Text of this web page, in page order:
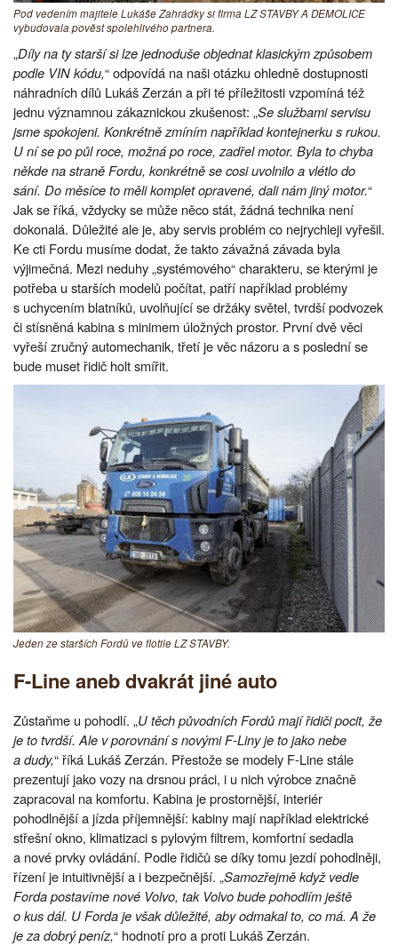
Pod vedením majitele Lukáše Zahrádky si firma LZ STAVBY A DEMOLICE
vybudovala pověst spolehlivého partnera.
„Díly na ty starší si lze jednoduše objednat klasickým způsobem
podle VIN kódu,“ odpovídá na naši otázku ohledně dostupnosti
náhradních dílů Lukáš Zerzán a při té příležitosti vzpomíná též
jednu významnou zákaznickou zkušenost: „Se službami servisu
jsme spokojeni. Konkrétně zmíním například kontejnerku s rukou.
U ní se po půl roce, možná po roce, zadřel motor. Byla to chyba
někde na straně Fordu, konkrétně se cosi uvolnilo a vlétlo do
sání. Do měsíce to měli komplet opravené, dali nám jiný motor.“
Jak se říká, vždycky se může něco stát, žádná technika není
dokonalá. Důležité ale je, aby servis problém co nejrychleji vyřešil.
Ke cti Fordu musíme dodat, že takto závažná závada byla
výjimečná. Mezi neduhy „systémového“ charakteru, se kterými je
potřeba u starších modelů počítat, patří například problémy
s uchycením blatníků, uvolňující se držáky světel, tvrdší podvozek
či stísněná kabina s minimem úložných prostor. První dvě věci
vyřeší zručný automechanik, třetí je věc názoru a s poslední se
bude muset řidič holt smířit.
Jeden ze starších Fordů ve flotile LZ STAVBY.
F-Line aneb dvakrát jiné auto
Zůstaňme u pohodlí. „U těch původních Fordů mají řidiči pocit, že
je to tvrdší. Ale v porovnání s novými F-Liny je to jako nebe
a dudy,“ říká Lukáš Zerzán. Přestože se modely F-Line stále
prezentují jako vozy na drsnou práci, i u nich výrobce značně
zapracoval na komfortu. Kabina je prostornější, interiér
pohodlnější a jízda příjemnější: kabiny mají například elektrické
střešní okno, klimatizaci s pylovým filtrem, komfortní sedadla
a nové prvky ovládání. Podle řidičů se díky tomu jezdí pohodlněji,
řízení je intuitivnější a i bezpečnější. „Samozřejmě když vedle
Forda postavíme nové Volvo, tak Volvo bude pohodlím ještě
o kus dál. U Forda je však důležité, aby odmakal to, co má. A že
je za dobrý peníz,“ hodnotí pro a proti Lukáš Zerzán.